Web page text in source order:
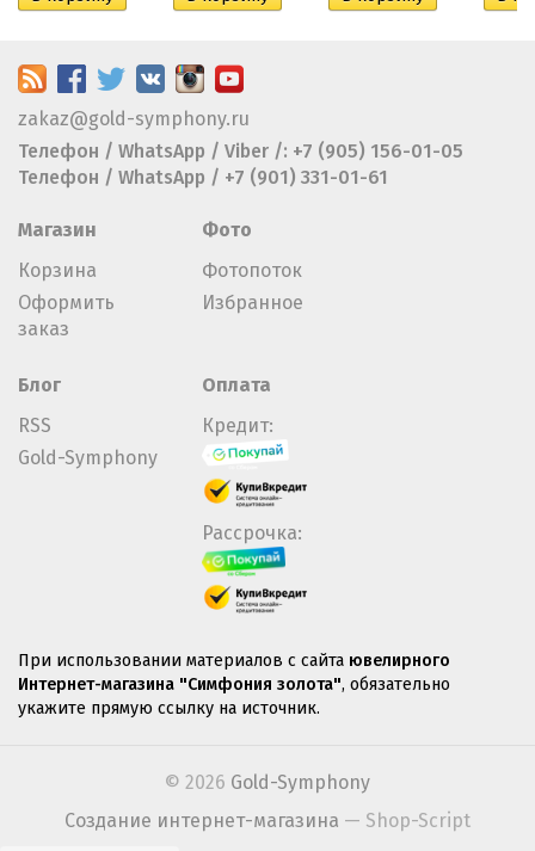
zakaz@gold-symphony.ru
Телефон / WhatsApp / Viber /: +7 (905) 156-01-05
Телефон / WhatsApp / +7 (901) 331-01-61
Магазин
Корзина
Оформить
заказ
Фото
Фотопоток
Избранное
Блог
RSS
Gold-Symphony
Оплата
Кредит:
Рассрочка:
При использовании материалов с сайта ювелирного
Интернет-магазина "Симфония золота", обязательно
укажите прямую ссылку на источник.
© 2026 Gold-Symphony
Создание интернет-магазина — Shop-Script